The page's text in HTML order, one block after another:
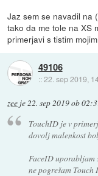
Jaz sem se navadil na
tako da me tole na XS
primerjavi s tistim
49106
::22. sep 2019,
zee je22. sep 2019 ob
TouchID je v
dovolj malenkost
FaceID uporabljam
ne pogrešam Touch